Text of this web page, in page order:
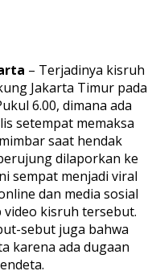
– Terjadinya kisruh
Jakarta Timur pada
6.00, dimana ada
setempat memaksa
saat hendak
dilaporkan ke
sempat menjadi viral
dan media sosial
kisruh tersebut.
sebut juga bahwa
karena ada dugaan